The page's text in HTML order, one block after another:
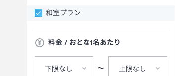
和室プラン
料金 / おとな1名あたり
下限なし 〜 上限なし